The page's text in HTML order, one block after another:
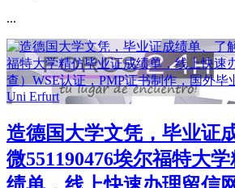
...
造德国大学文凭，毕业证
微551190476埃尔福特大